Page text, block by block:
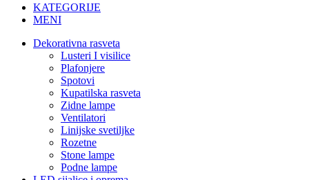
KATEGORIJE
MENI
Dekorativna rasveta
Lusteri I visilice
Plafonjere
Spotovi
Kupatilska rasveta
Zidne lampe
Ventilatori
Linijske svetiljke
Rozetne
Stone lampe
Podne lampe